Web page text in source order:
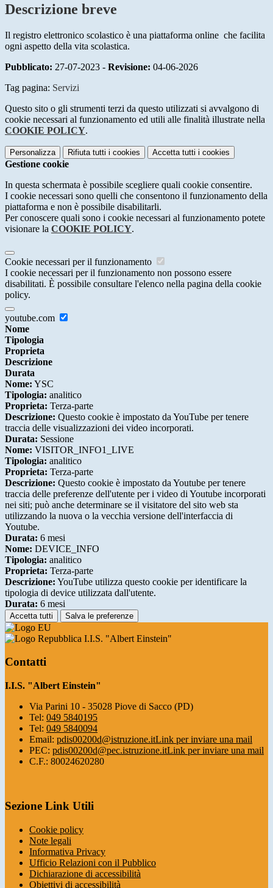
Descrizione breve
Il registro elettronico scolastico è una piattaforma online che facilita
ogni aspetto della vita scolastica.
Pubblicato: 27-07-2023 - Revisione: 04-06-2026
Tag pagina: Servizi
Questo sito o gli strumenti terzi da questo utilizzati si avvalgono di
cookie necessari al funzionamento ed utili alle finalità illustrate nella
COOKIE POLICY.
Personalizza Rifiuta tutti i cookies Accetta tutti i cookies
Gestione cookie
In questa schermata è possibile scegliere quali cookie consentire.
I cookie necessari sono quelli che consentono il funzionamento della
piattaforma e non è possibile disabilitarli.
Per conoscere quali sono i cookie necessari al funzionamento potete
visionare la COOKIE POLICY.
Cookie necessari per il funzionamento
I cookie necessari per il funzionamento non possono essere
disabilitati. È possibile consultare l'elenco nella pagina della cookie
policy.
youtube.com
Nome
Tipologia
Proprieta
Descrizione
Durata
Nome: YSC
Tipologia: analitico
Proprieta: Terza-parte
Descrizione: Questo cookie è impostato da YouTube per tenere
traccia delle visualizzazioni dei video incorporati.
Durata: Sessione
Nome: VISITOR_INFO1_LIVE
Tipologia: analitico
Proprieta: Terza-parte
Descrizione: Questo cookie è impostato da Youtube per tenere
traccia delle preferenze dell'utente per i video di Youtube incorporati
nei siti; può anche determinare se il visitatore del sito web sta
utilizzando la nuova o la vecchia versione dell'interfaccia di
Youtube.
Durata: 6 mesi
Nome: DEVICE_INFO
Tipologia: analitico
Proprieta: Terza-parte
Descrizione: YouTube utilizza questo cookie per identificare la
tipologia di device utilizzata dall'utente.
Durata: 6 mesi
Accetta tutti Salva le preferenze
I.I.S. "Albert Einstein"
Contatti
I.I.S. "Albert Einstein"
Via Parini 10 - 35028 Piove di Sacco (PD)
Tel: 049 5840195
Tel: 049 5840094
Email: pdis00200d@istruzione.itLink per inviare una mail
PEC: pdis00200d@pec.istruzione.itLink per inviare una mail
C.F.: 80024620280
Sezione Link Utili
Cookie policy
Note legali
Informativa Privacy
Ufficio Relazioni con il Pubblico
Dichiarazione di accessibilità
Obiettivi di accessibilità